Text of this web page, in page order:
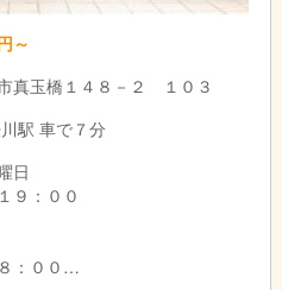
～
真玉橋１４８－２ １０３
駅 車で７分
日
９：００
：００